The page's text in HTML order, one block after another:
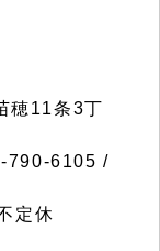
穂11条3丁
790-6105 /
定休